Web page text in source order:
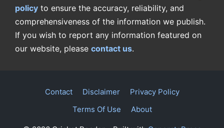
policy to ensure the accuracy, reliability, and
comprehensiveness of the information we publish.
If you wish to report any information featured on
our website, please contact us.
Contact Disclaimer
Privacy Policy
Terms Of Use
About